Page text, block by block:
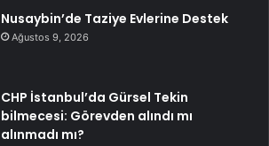
Nusaybin’de Taziye Evlerine Destek
Ağustos 9, 2026
CHP İstanbul’da Gürsel Tekin
bilmecesi: Görevden alındı mı
alınmadı mı?